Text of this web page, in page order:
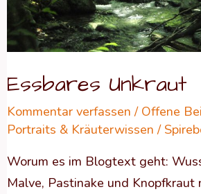
Essbares Unkraut
Kommentar verfassen / Offene
Portraits & Kräuterwissen /
Worum es im Blogtext geht:
Malve, Pastinake und Knopfkraut